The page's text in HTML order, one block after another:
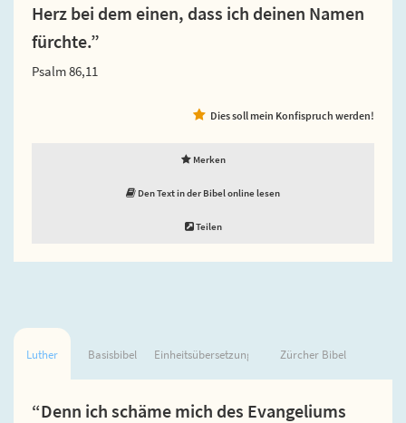
Herz bei dem einen, dass ich deinen Namen
fürchte.”
Psalm 86,11
Dies soll mein Konfispruch werden!
Merken
Den Text in der Bibel online lesen
Teilen
Luther Basisbibel Einheitsübersetzung Zürcher Bibel
“Denn ich schäme mich des Evangeliums